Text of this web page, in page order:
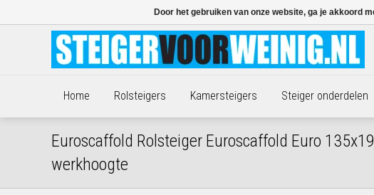
Home Rolsteigers Kamersteigers Steiger onderdelen
Euroscaffold Rolsteiger Euroscaffold Euro
werkhoogte
Door het gebruiken van onze website, ga je akkoord